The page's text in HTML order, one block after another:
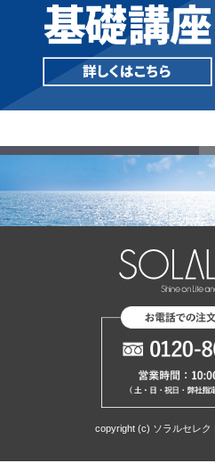
copyright (c) ソラルセレク